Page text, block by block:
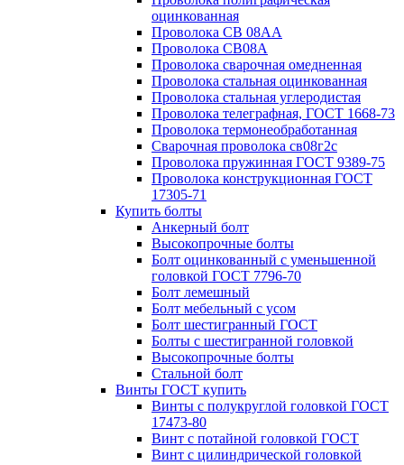
оцинкованная
Проволока СВ 08АА
Проволока СВ08А
Проволока сварочная омедненная
Проволока стальная оцинкованная
Проволока стальная углеродистая
Проволока телеграфная, ГОСТ 1668-73
Проволока термонеобработанная
Сварочная проволока св08г2с
Проволока пружинная ГОСТ 9389-75
Проволока конструкционная ГОСТ
17305-71
Купить болты
Анкерный болт
Высокопрочные болты
Болт оцинкованный с уменьшенной
головкой ГОСТ 7796-70
Болт лемешный
Болт мебельный с усом
Болт шестигранный ГОСТ
Болты с шестигранной головкой
Высокопрочные болты
Стальной болт
Винты ГОСТ купить
Винты с полукруглой головкой ГОСТ
17473-80
Винт с потайной головкой ГОСТ
Винт с цилиндрической головкой